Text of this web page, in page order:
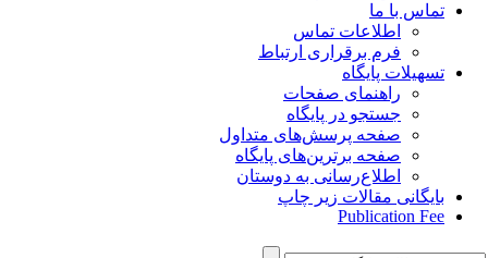
تماس با ما
اطلاعات تماس
فرم برقراری ارتباط
تسهیلات پایگاه
راهنمای صفحات
جستجو در پایگاه
صفحه پرسش‌های متداول
صفحه برترین‌های پایگاه
اطلاع‌رسانی به دوستان
بایگانی مقالات زیر چاپ
Publication Fee